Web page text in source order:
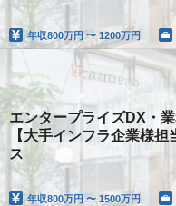
年収800万円 〜 1200万円
エンタープライズDX・
【大手インフラ企業様
ス
年収800万円 〜 1500万円